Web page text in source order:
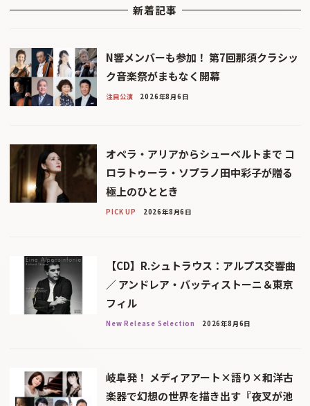
新着記事
N響メンバーも参加！ 第7回那須クラシッ
ク音楽祭がまもなく開幕
注目公演 2026年8月6日
オペラ・アリアからシューベルトまで コ
ロラトゥーラ・ソプラノ田中彩子が贈る
極上のひととき
PICK UP 2026年8月6日
【CD】R.シュトラウス：アルプス交響曲
／ アンドレア・バッティストーニ＆東京
フィル
New Release Selection 2026年8月6日
岐阜発！ メディアアート×語り×和洋古
楽器で幻想の世界を描き出す『夜叉が池